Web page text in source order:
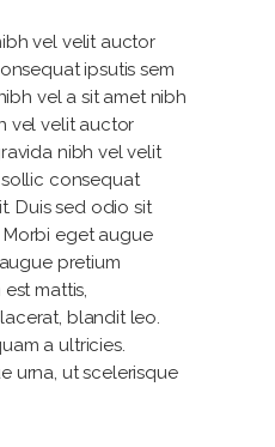
vel velit auctor
ipsutis sem
vel a sit amet nibh
vel velit auctor
nibh vel velit
consequat
Duis sed odio sit
eget augue
pretium
mattis,
blandit leo.
a ultricies.
urna, ut scelerisque